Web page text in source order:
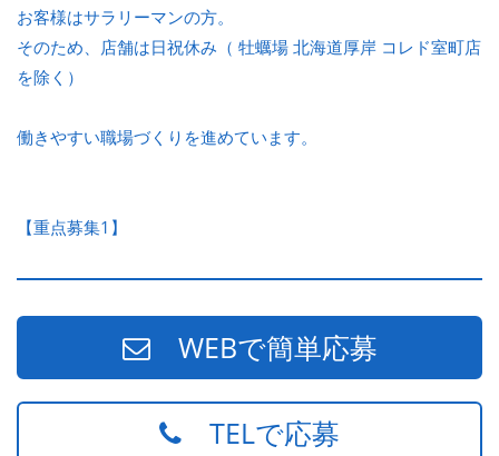
お客様はサラリーマンの方。
そのため、店舗は日祝休み（ 牡蠣場 北海道厚岸 コレド室町店
を除く）
働きやすい職場づくりを進めています。
【重点募集1】
WEBで簡単応募
TELで応募